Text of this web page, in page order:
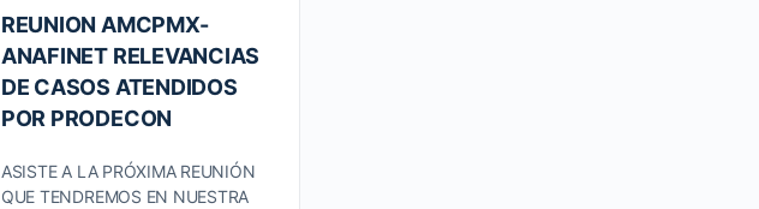
REUNION AMCPMX-
ANAFINET RELEVANCIAS
DE CASOS ATENDIDOS
POR PRODECON
ASISTE A LA PRÓXIMA REUNIÓN
QUE TENDREMOS EN NUESTRA